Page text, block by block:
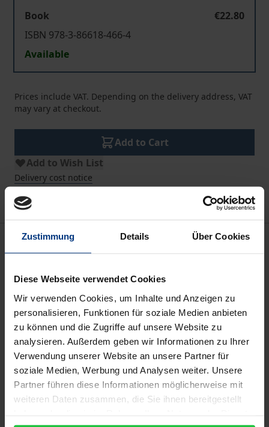
Zustimmung Details Über Cookies
Diese Webseite verwendet Cookies
Wir verwenden Cookies, um Inhalte und Anzeigen zu
personalisieren, Funktionen für soziale Medien anbieten
zu können und die Zugriffe auf unsere Website zu
analysieren. Außerdem geben wir Informationen zu Ihrer
Verwendung unserer Website an unsere Partner für
soziale Medien, Werbung und Analysen weiter. Unsere
Partner führen diese Informationen möglicherweise mit
weiteren Daten zusammen, die Sie ihnen bereitgestellt
Book
€22.80
ISBN 978-3-86618-466-4
Available
Prices include VAT. Depending on the delivery address, VAT
may vary at checkout.
Add to Cart
Add to Wish List
Delivery cost notice
Description
Die Erforschung der Frage, wie der Erfolg in einem
Unternehmen gesteigert werden kann, spielt in der
wissenschaftlichen Diskussion eine große Rolle.
Vielfach werden Organisationstheorien entwickelt,
um die Struktur von Organisationen besser zu
verstehen. Darüber hinaus existieren diverse
Führungstheorien, welche dazu beitragen, die
Führung und den Führungserfolg zu verbessern. Für